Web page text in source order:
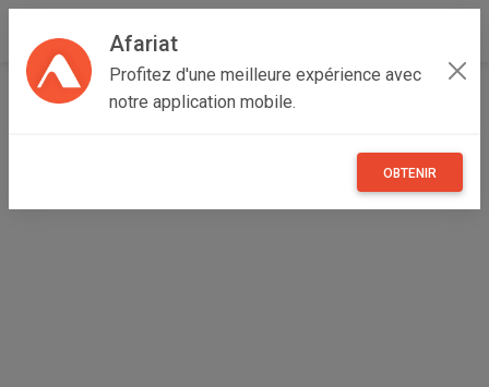
Afariat
Profitez d'une meilleure expérience avec
notre application mobile.
OBTENIR
Accueil Véhicules Oasis - Sahara
Compresseur d’air multifonction démarreur lampe power